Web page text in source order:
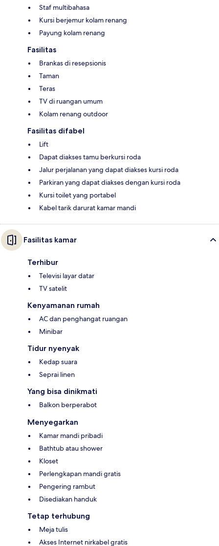
Staf multibahasa
Kursi berjemur kolam renang
Payung kolam renang
Fasilitas
Brankas di resepsionis
Taman
Teras
TV di ruangan umum
Kolam renang outdoor
Fasilitas difabel
Lift
Dapat diakses tamu berkursi roda
Jalur perjalanan yang dapat diakses kursi roda
Parkiran yang dapat diakses dengan kursi roda
Kursi toilet yang portabel
Kabel tarik darurat kamar mandi
Fasilitas kamar
Terhibur
Televisi layar datar
TV satelit
Kenyamanan rumah
AC dan penghangat ruangan
Minibar
Tidur nyenyak
Kedap suara
Seprai linen
Yang bisa dinikmati
Balkon berperabot
Menyegarkan
Kamar mandi pribadi
Bathtub atau shower
Kloset
Perlengkapan mandi gratis
Pengering rambut
Disediakan handuk
Tetap terhubung
Meja tulis
Akses Internet nirkabel gratis